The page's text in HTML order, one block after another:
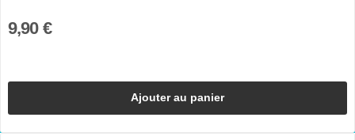
9,90 €
Ajouter au panier